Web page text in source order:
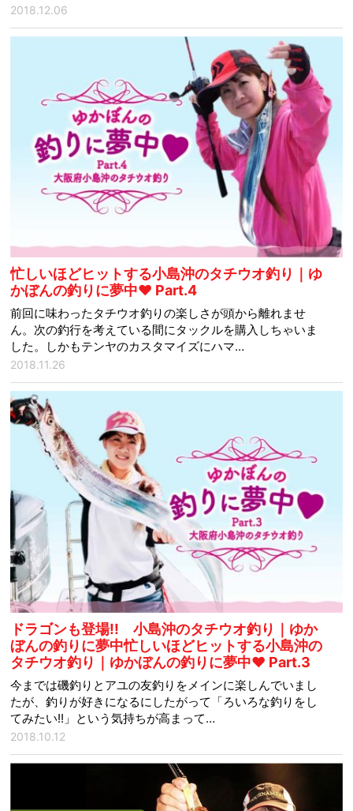
2018.12.06
忙しいほどヒットする小島沖のタチウオ釣り｜ゆ
かぼんの釣りに夢中♥ Part.4
前回に味わったタチウオ釣りの楽しさが頭から離れませ
ん。次の釣行を考えている間にタックルを購入しちゃいま
した。しかもテンヤのカスタマイズにハマ…
2018.11.26
ドラゴンも登場!! 小島沖のタチウオ釣り｜ゆか
ぼんの釣りに夢中忙しいほどヒットする小島沖の
タチウオ釣り｜ゆかぼんの釣りに夢中♥ Part.3
今までは磯釣りとアユの友釣りをメインに楽しんでいまし
たが、釣りが好きになるにしたがって「ろいろな釣りをし
てみたい!!」という気持ちが高まって…
2018.10.12